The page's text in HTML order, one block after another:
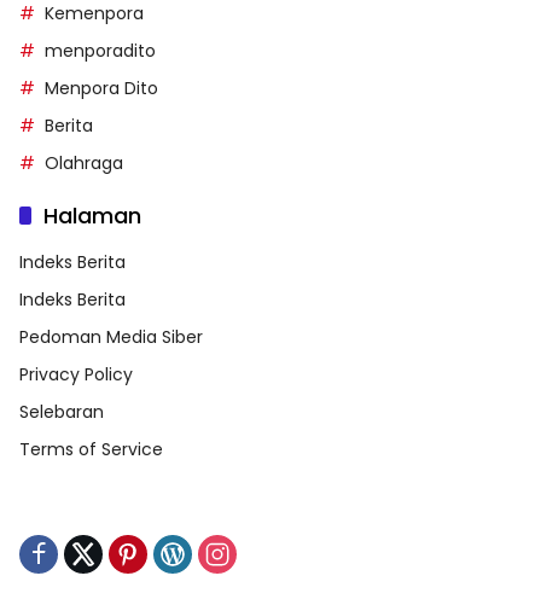
Kemenpora
menporadito
Menpora Dito
Berita
Olahraga
Halaman
Indeks Berita
Indeks Berita
Pedoman Media Siber
Privacy Policy
Selebaran
Terms of Service